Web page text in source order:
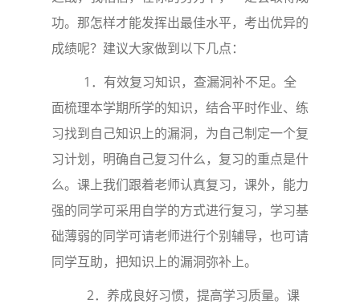
功。那怎样才能发挥出最佳水平，考出优异的
成绩呢？建议大家做到以下几点：
1．有效复习知识，查漏洞补不足。全
面梳理本学期所学的知识，结合平时作业、练
习找到自己知识上的漏洞，为自己制定一个复
习计划，明确自己复习什么，复习的重点是什
么。课上我们跟着老师认真复习，课外，能力
强的同学可采用自学的方式进行复习，学习基
础薄弱的同学可请老师进行个别辅导，也可请
同学互助，把知识上的漏洞弥补上。
2．养成良好习惯，提高学习质量。课